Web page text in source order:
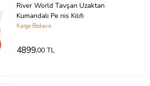
River World Tavşan Uzaktan
Kumandalı Pe nis Kılıfı
Kargo Bedava
4899,00 TL